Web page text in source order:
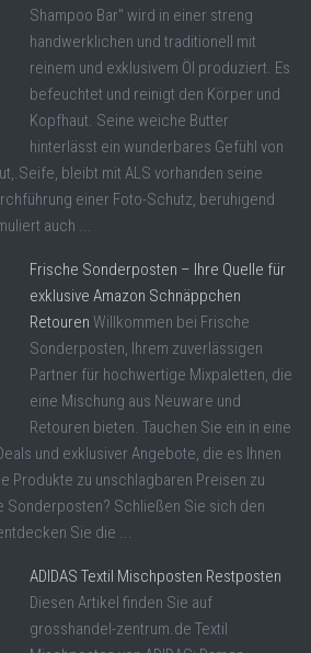
Shampoo Bar" wird in einer streng
handwerklichen und traditionell mit
reinem und exklusivem Öl produziert. Es
befeuchtet und reinigt den Körper und
Kopfhaut. Seine weiche Butter
hinterlässt ein wunderbares Gefühl von
bleibt mit ALS vorhanden seine
einer Foto-Schutz, beruhigend
auch ...
Frische Sonderposten – Ihre Quelle für
exklusive Amazon Schnäppchen
Retouren Willkommen bei Frische
Sonderposten, Ihrem zuverlässigen
Partner für hochwertige Mixpaletten, die
eine Mischung aus Neuware und
Retouren bieten. Tauchen Sie ein in eine
und exklusiver Angebote, die es Ihnen
Produkte zu unschlagbaren Preisen zu
Sonderposten? Schließen Sie sich den
Sie die ...
ADIDAS Textil Mischposten Restposten
Diesen Artikel finden Sie auf
grosshandel-zentrum.de Textil